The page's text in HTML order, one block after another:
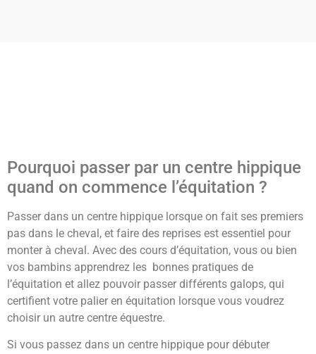
Pourquoi passer par un centre hippique
quand on commence l’équitation ?
Passer dans un centre hippique lorsque on fait ses premiers
pas dans le cheval, et faire des reprises est essentiel pour
monter à cheval. Avec des cours d’équitation, vous ou bien
vos bambins apprendrez les bonnes pratiques de
l’équitation et allez pouvoir passer différents galops, qui
certifient votre palier en équitation lorsque vous voudrez
choisir un autre centre équestre.
Si vous passez dans un centre hippique pour débuter